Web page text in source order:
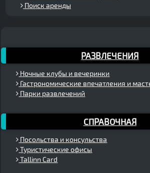
Поиск аренды
РАЗВЛЕЧЕНИЯ
Ночные клубы и вечеринки
Гастрономические впечатления и
Парки развлечений
СПРАВОЧНАЯ
Посольства и консульства
Туристические офисы
Tallinn Card